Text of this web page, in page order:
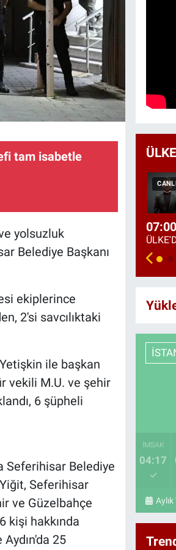
tam isabetle
yolsuzluk
Belediye Başkanı
ekiplerince
2'si savcılıktaki
ile başkan
vekili M.U. ve şehir
6 şüpheli
Seferihisar Belediye
Seferihisar
ve Güzelbahçe
kişi hakkında
25
07:00
İMSAK
04:17